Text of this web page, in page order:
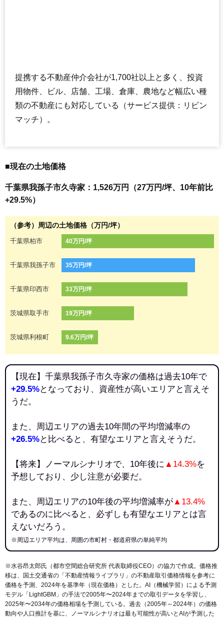
提携する不動産仲介会社が1,700社以上と多く、投資
用物件、ビル、店舗、工場、倉庫、農地など幅広い種
類の不動産にも対応している（サービス提供：リビン
マッチ）。
■現在の土地価格
千葉県我孫子市久寺家：1,526万円（27万円/坪、10年前比
+29.5%）
（参考）周辺の土地価格（万円/坪）
千葉県柏市 40万円/坪
千葉県我孫子市 35万円/坪
千葉県印西市 33万円/坪
茨城県取手市 19万円/坪
茨城県利根町 9.6万円/坪
【現在】千葉県我孫子市久寺家の価格は過去10年で
+29.5%となっており、資産性が高いエリアと言えそ
うだ。
また、周辺エリアの過去10年間の平均増減率の
+26.5%と比べると、有望なエリアと言えそうだ。
【将来】ノーマルシナリオで、10年後に ▲14.3%を
予想しており、少し注意が必要だ。
また、周辺エリアの10年後の平均増減率が▲13.4%
であるのに比べると、必ずしも有望なエリアとは言
えないだろう。
※周辺エリア平均は、周囲の市町村・都道府県の単純平均
※水谷昂太郎氏（都市空間総合研究所 代表取締役CEO）の協力で作成。価格推
移は、国土交通省の「 不動産情報ライブラリ 」の不動産取引価格情報を参考に
価格を予測、2024年を基準年（現在価格）とした。AI（機械学習）による予測
モデル「LightGBM」の手法で2005年〜2024年までの取引データを学習し、
2025年〜2034年の価格相場を予測している。過去（2005年～2024年）の価格
動向や人口推計を基に、ノーマルシナリオは最も可能性が高いとAIが予測した